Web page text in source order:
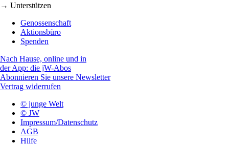
→ Unterstützen
Genossenschaft
Aktionsbüro
Spenden
Nach Hause, online und in
der App: die jW-Abos
Abonnieren Sie unsere Newsletter
Vertrag widerrufen
© junge Welt
© JW
Impressum/Datenschutz
AGB
Hilfe